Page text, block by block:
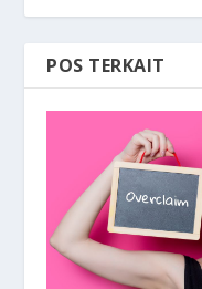
POS TERKAIT